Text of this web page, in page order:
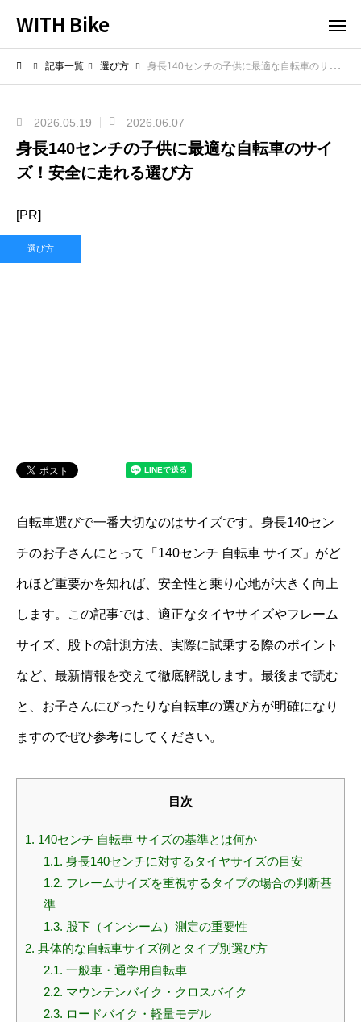
WITH Bike
記事一覧 選び方 身長140センチの子供に最適な自転車のサイズ！安全に走れる選び方
2026.05.19 2026.06.07
身長140センチの子供に最適な自転車のサイ
ズ！安全に走れる選び方
[PR]
選び方
自転車選びで一番大切なのはサイズです。身長140セン
チのお子さんにとって「140センチ 自転車 サイズ」がど
れほど重要かを知れば、安全性と乗り心地が大きく向上
します。この記事では、適正なタイヤサイズやフレーム
サイズ、股下の計測方法、実際に試乗する際のポイント
など、最新情報を交えて徹底解説します。最後まで読む
と、お子さんにぴったりな自転車の選び方が明確になり
ますのでぜひ参考にしてください。
目次
1. 140センチ 自転車 サイズの基準とは何か
1.1. 身長140センチに対するタイヤサイズの目安
1.2. フレームサイズを重視するタイプの場合の判断基
準
1.3. 股下（インシーム）測定の重要性
2. 具体的な自転車サイズ例とタイプ別選び方
2.1. 一般車・通学用自転車
2.2. マウンテンバイク・クロスバイク
2.3. ロードバイク・軽量モデル